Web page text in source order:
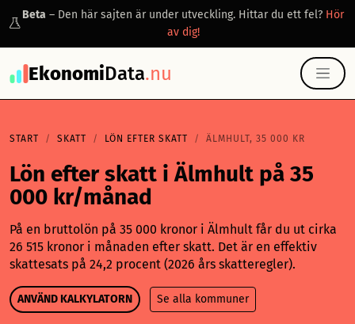
Beta – Den här sajten är under utveckling. Hittar du ett fel? Hör
av dig!
EkonomiData.nu
START SKATT LÖN EFTER SKATT ÄLMHULT, 35 000 KR
Lön efter skatt i Älmhult på 35
000 kr/månad
På en bruttolön på 35 000 kronor i Älmhult får du ut cirka
26 515 kronor i månaden efter skatt. Det är en effektiv
skattesats på 24,2 procent (2026 års skatteregler).
ANVÄND KALKYLATORN Se alla kommuner